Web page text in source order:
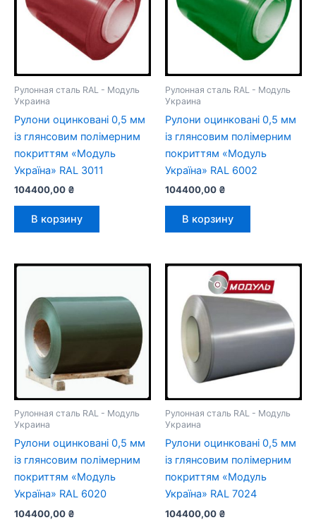
Рулонная сталь RAL - Модуль
Украина
Рулони оцинковані 0,5 мм
із глянсовим полімерним
покриттям «Модуль
Україна» RAL 3011
104400,00 ₴
В корзину
Рулонная сталь RAL - Модуль
Украина
Рулони оцинковані 0,5 мм
із глянсовим полімерним
покриттям «Модуль
Україна» RAL 6002
104400,00 ₴
В корзину
Рулонная сталь RAL - Модуль
Украина
Рулони оцинковані 0,5 мм
із глянсовим полімерним
покриттям «Модуль
Україна» RAL 6020
104400,00 ₴
Рулонная сталь RAL - Модуль
Украина
Рулони оцинковані 0,5 мм
із глянсовим полімерним
покриттям «Модуль
Україна» RAL 7024
104400,00 ₴